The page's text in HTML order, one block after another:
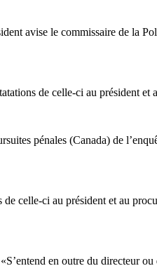
avise le commissaire de la
de celle-ci au président et
pénales (Canada) de
celle-ci au président et au
en outre du directeur